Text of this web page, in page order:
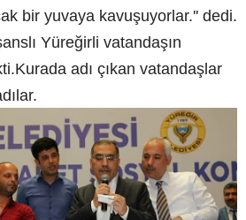
bir yuvaya kavuşuyorlar.'' dedi.
Yüreğirli vatandaşın
adı çıkan vatandaşlar